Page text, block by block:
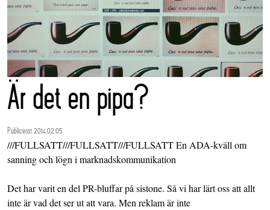
Är det en pipa?
Publicerat 2014.02.05
///FULLSATT///FULLSATT///FULLSATT En ADA-kväll om
sanning och lögn i marknadskommunikation
Det har varit en del PR-bluffar på sistone. Så vi har lärt oss att allt
inte är vad det ser ut att vara. Men reklam är inte